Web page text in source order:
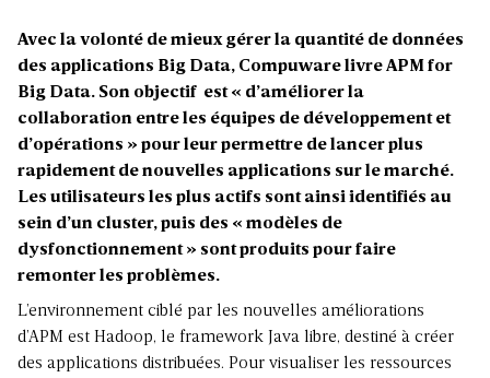
Avec la volonté de mieux gérer la quantité de données
des applications Big Data, Compuware livre APM for
Big Data. Son objectif est « d’améliorer la
collaboration entre les équipes de développement et
d’opérations » pour leur permettre de lancer plus
rapidement de nouvelles applications sur le marché.
Les utilisateurs les plus actifs sont ainsi identifiés au
sein d’un cluster, puis des « modèles de
dysfonctionnement » sont produits pour faire
remonter les problèmes.
L’environnement ciblé par les nouvelles améliorations
d’APM est Hadoop, le framework Java libre, destiné à créer
des applications distribuées. Pour visualiser les ressources